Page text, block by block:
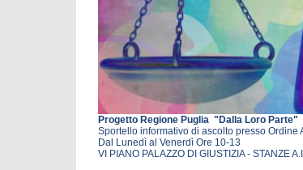
Progetto Regione Puglia ­ "Dalla Loro Parte"
Sportello informativo di ascolto presso
Dal Lunedì al Venerdì Ore 10-13
VI PIANO PALAZZO DI GIUSTIZIA - STANZE